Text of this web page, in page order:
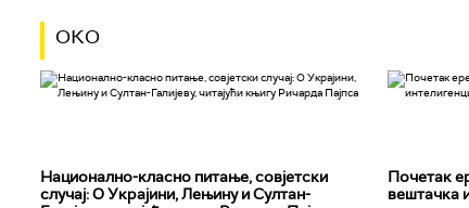
ОКО
Национално-класнo питање, совјетски
случај: О Украјини, Лењину и Султан-
Почетак
вештачка